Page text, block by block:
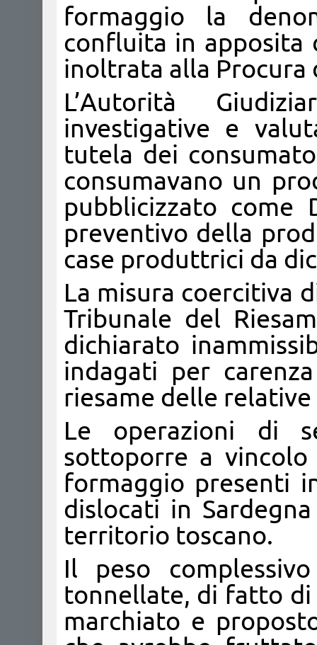
formaggio la
confluita in apposita
inoltrata alla Procura
L’Autorità
investigative e
tutela dei
consumavano un
pubblicizzato come
preventivo della
case produttrici da
La misura coercitiva
Tribunale del
dichiarato
indagati per
riesame delle
Le operazioni di
sottoporre a
formaggio presenti
dislocati in
territorio toscano.
Il peso
tonnellate, di fatto di
marchiato e